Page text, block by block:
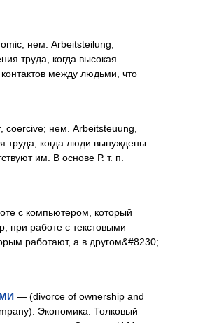
нем. Arbeitsteilung,
труда, когда высокая
между людьми, что
coercive; нем. Arbeitsteuung,
труда, когда люди вынуждены
им. В основе Р. т. п.
с компьютером, который
при работе с текстовыми
работают, а в другом&#8230;
— (divorce of ownership and
Экономика. Толковый